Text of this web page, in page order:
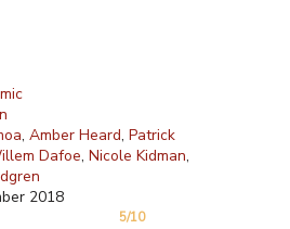
Amber Heard Patrick
Dafoe Nicole Kidman
2018
5/10